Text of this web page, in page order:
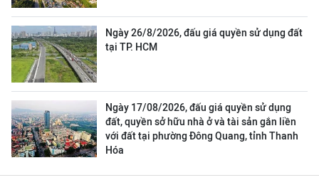
Ngày 26/8/2026, đấu giá quyền sử dụng đất
tại TP. HCM
Ngày 17/08/2026, đấu giá quyền sử dụng
đất, quyền sở hữu nhà ở và tài sản gắn liền
với đất tại phường Đông Quang, tỉnh Thanh
Hóa